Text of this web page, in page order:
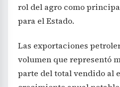
rol del agro como
para el Estado.
Las exportaciones
volumen que representó
parte del total vendido al